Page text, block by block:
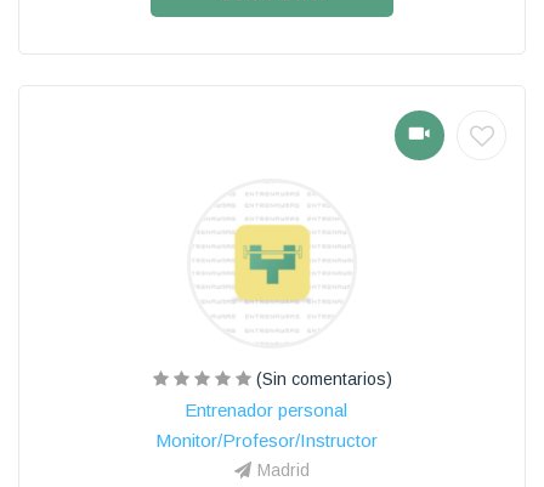
(Sin comentarios)
Entrenador personal
Monitor/Profesor/Instructor
Madrid